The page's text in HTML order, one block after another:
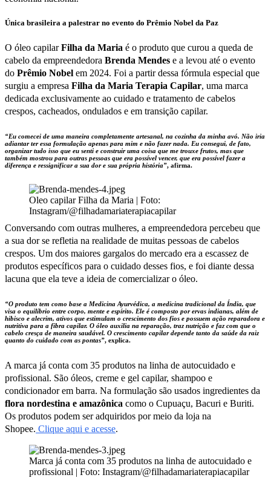
Única brasileira a palestrar no evento do Prêmio Nobel da Paz
O óleo capilarFilha da Maria é o produto que curou a queda de
cabelo da empreendedora Brenda Mendes e a levou até o evento
do Prêmio Nobel em 2024. Foi a partir dessa fórmula especial que
surgiu a empresa Filha da Maria Terapia Capilar, uma marca
dedicada exclusivamente ao cuidado e tratamento de cabelos
crespos, cacheados, ondulados e em transição capilar.
“Eu comecei de uma maneira completamente artesanal, na cozinha da minha avó. Não iria
adiantar ter essa formulação apenas para mim e não fazer nada. Eu consegui, de fato,
organizar tudo isso que eu senti e construir uma coisa que me trouxe frutos, mas que
também mostrou para outras pessoas que era possível vencer, que era possível fazer a
diferença e ressignificar a sua dor e sua própria história”, afirma.
Oleo capilar Filha da Maria | Foto:
Instagram/@filhadamariaterapiacapilar
Conversando com outras mulheres, a empreendedora percebeu que
a sua dor se refletia na realidade de muitas pessoas de cabelos
crespos. Um dos maiores gargalos do mercado era a escassez de
produtos específicos para o cuidado desses fios, e foi diante dessa
lacuna que ela teve a ideia de comercializar o óleo.
“O produto tem como base a Medicina Ayurvédica, a medicina tradicional da Índia, que
visa o equilíbrio entre corpo, mente e espírito. Ele é composto por ervas indianas, além de
hibisco e alecrim, ativos que estimulam o crescimento dos fios e possuem ação reparadora e
nutritiva para a fibra capilar. O óleo auxilia na reparação, traz nutrição e faz com que o
cabelo cresça de maneira saudável. O crescimento capilar depende tanto da saúde da raiz
quanto do cuidado com as pontas”, explica.
A marca já conta com 35 produtos na linha de autocuidado e
profissional. São óleos, creme e gel capilar, shampoo e
condicionador em barra. Na formulação são usados ingredientes da
flora nordestina e amazônica como o Cupuaçu, Bacuri e Buriti.
Os produtos podem ser adquiridos por meio da loja na
Shopee. Clique aqui e acesse.
Marca já conta com 35 produtos na linha de autocuidado e
profissional | Foto: Instagram/@filhadamariaterapiacapilar